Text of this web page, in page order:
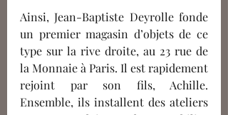
Ainsi, Jean-Baptiste Deyrolle fonde
un premier magasin d’objets de ce
type sur la rive droite, au 23 rue de
la Monnaie à Paris. Il est rapidement
rejoint par son fils, Achille.
Ensemble, ils installent des ateliers